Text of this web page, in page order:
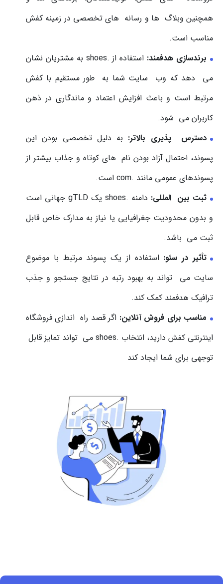
همچنین وبلاگ ها و رسانه های تخصصی در زمینه کفش
مناسب است.
برندسازی هدفمند:
استفاده از .shoes به مشتریان نشان
می دهد که وب سایت شما به طور مستقیم با کفش
مرتبط است و باعث افزایش اعتماد و ماندگاری در ذهن
کاربران می شود.
دسترس پذیری بالاتر: به دلیل تخصصی بودن این
پسوند، احتمال آزاد بودن نام های کوتاه و جذاب بیشتر از
پسوندهای عمومی مانند .com است.
ثبت بین المللی:
دامنه .shoes یک gTLD جهانی است
و بدون محدودیت جغرافیایی یا نیاز به مدارک خاص قابل
ثبت می باشد.
تأثیر در سئو: استفاده از یک پسوند مرتبط با موضوع
سایت می تواند به بهبود رتبه در نتایج جستجو و جذب
ترافیک هدفمند کمک کند.
مناسب برای فروش آنلاین: اگر قصد راه اندازی فروشگاه
اینترنتی کفش دارید، انتخاب .shoes می تواند تمایز قابل
توجهی برای شما ایجاد کند